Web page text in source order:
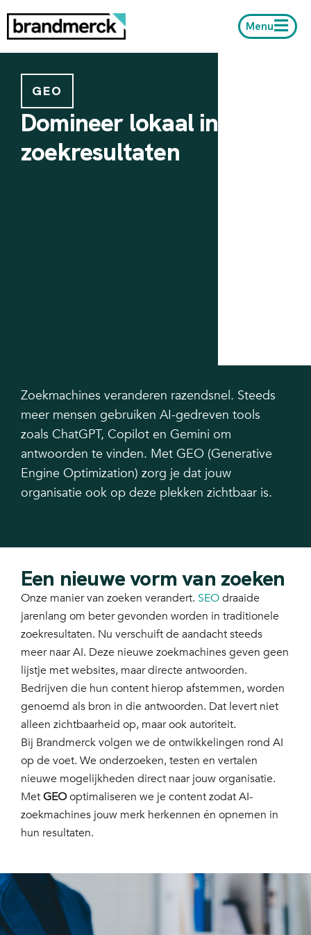
Menu
GEO
Domineer lokaal in
zoekresultaten
Zoekmachines veranderen razendsnel. Steeds
meer mensen gebruiken AI-gedreven tools
zoals ChatGPT, Copilot en Gemini om
antwoorden te vinden. Met GEO (Generative
Engine Optimization) zorg je dat jouw
organisatie ook op deze plekken zichtbaar is.
Een nieuwe vorm van zoeken
Onze manier van zoeken verandert. SEOdraaide
jarenlang om beter gevonden worden in traditionele
zoekresultaten. Nu verschuift de aandacht steeds
meer naar AI. Deze nieuwe zoekmachines geven geen
lijstje met websites, maar directe antwoorden.
Bedrijven die hun content hierop afstemmen, worden
genoemd als bron in die antwoorden. Dat levert niet
alleen zichtbaarheid op, maar ook autoriteit.
Bij Brandmerck volgen we de ontwikkelingen rond AI
op de voet. We onderzoeken, testen en vertalen
nieuwe mogelijkheden direct naar jouw organisatie.
MetGEOoptimaliseren we je content zodat AI-
zoekmachines jouw merk herkennen én opnemen in
hun resultaten.